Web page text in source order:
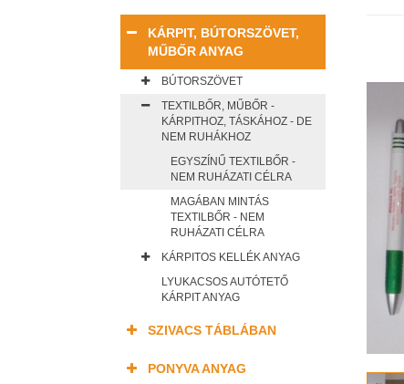
KÁRPIT, BÚTORSZÖVET,
MŰBŐR ANYAG
BÚTORSZÖVET
TEXTILBŐR, MŰBŐR -
KÁRPITHOZ, TÁSKÁHOZ - DE
NEM RUHÁKHOZ
EGYSZÍNŰ TEXTILBŐR -
NEM RUHÁZATI CÉLRA
MAGÁBAN MINTÁS
TEXTILBŐR - NEM
RUHÁZATI CÉLRA
KÁRPITOS KELLÉK ANYAG
LYUKACSOS AUTÓTETŐ
KÁRPIT ANYAG
SZIVACS TÁBLÁBAN
PONYVA ANYAG